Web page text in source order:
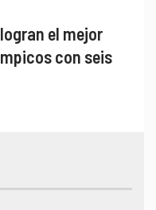
el mejor
con seis